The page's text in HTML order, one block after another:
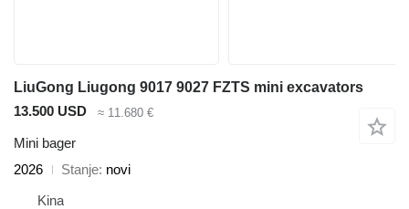
LiuGong Liugong 9017 9027 FZTS mini excavators
13.500 USD
≈ 11.680 €
Mini bager
2026
Stanje novi
Kina